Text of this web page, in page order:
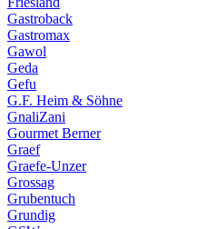
Gastroback
Gastromax
Gawol
Geda
Gefu
G.F. Heim & Söhne
GnaliZani
Gourmet Berner
Graef
Graefe-Unzer
Grossag
Grubentuch
Grundig